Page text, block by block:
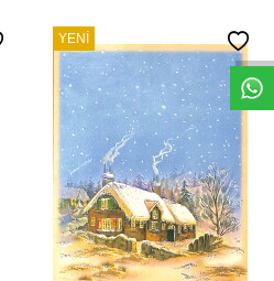
W
h
s
a
p
p
D
e
s
e
H
a
t
t
YENI